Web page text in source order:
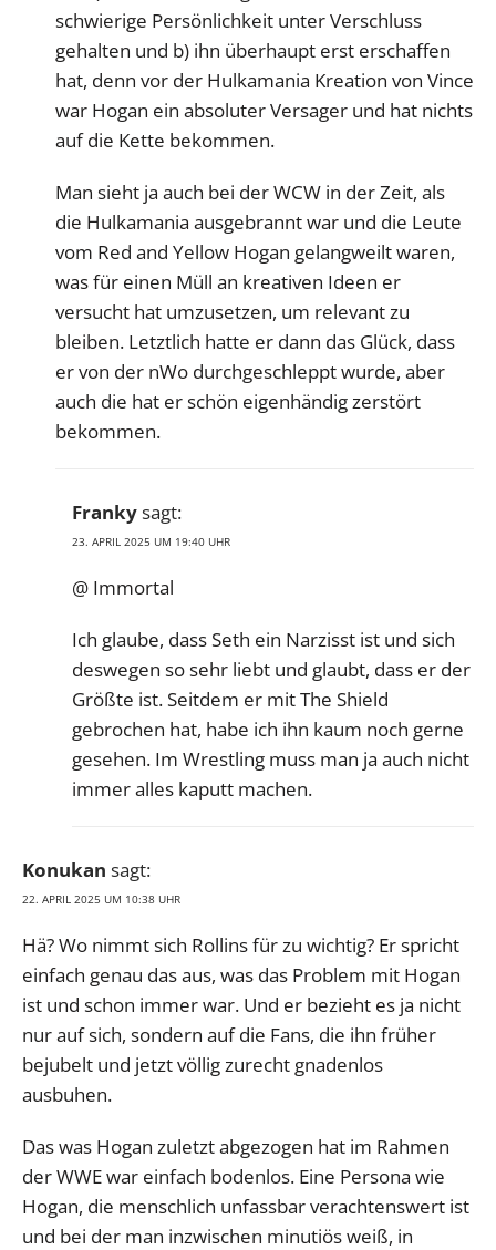
schwierige Persönlichkeit unter Verschluss
gehalten und b) ihn überhaupt erst erschaffen
hat, denn vor der Hulkamania Kreation von Vince
war Hogan ein absoluter Versager und hat nichts
auf die Kette bekommen.
Man sieht ja auch bei der WCW in der Zeit, als
die Hulkamania ausgebrannt war und die Leute
vom Red and Yellow Hogan gelangweilt waren,
was für einen Müll an kreativen Ideen er
versucht hat umzusetzen, um relevant zu
bleiben. Letztlich hatte er dann das Glück, dass
er von der nWo durchgeschleppt wurde, aber
auch die hat er schön eigenhändig zerstört
bekommen.
Frankysagt:
23. APRIL 2025 UM 19:40 UHR
@ Immortal
Ich glaube, dass Seth ein Narzisst ist und sich
deswegen so sehr liebt und glaubt, dass er der
Größte ist. Seitdem er mit The Shield
gebrochen hat, habe ich ihn kaum noch gerne
gesehen. Im Wrestling muss man ja auch nicht
immer alles kaputt machen.
Konukan sagt:
22. APRIL 2025 UM 10:38 UHR
Hä? Wo nimmt sich Rollins für zu wichtig? Er spricht
einfach genau das aus, was das Problem mit Hogan
ist und schon immer war. Und er bezieht es ja nicht
nur auf sich, sondern auf die Fans, die ihn früher
bejubelt und jetzt völlig zurecht gnadenlos
ausbuhen.
Das was Hogan zuletzt abgezogen hat im Rahmen
der WWE war einfach bodenlos. Eine Persona wie
Hogan, die menschlich unfassbar verachtenswert ist
und bei der man inzwischen minutiös weiß, in